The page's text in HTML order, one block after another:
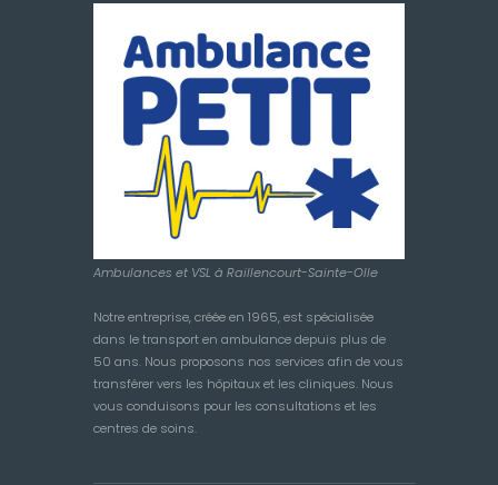
Ambulances et VSL à Raillencourt-Sainte-Olle
Notre entreprise, créée en 1965, est spécialisée
dans le transport en ambulance depuis plus de
50 ans. Nous proposons nos services afin de vous
transférer vers les hôpitaux et les cliniques. Nous
vous conduisons pour les consultations et les
centres de soins.